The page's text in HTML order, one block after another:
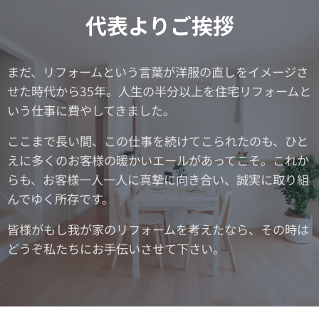
代表よりご挨拶
まだ、リフォームという言葉が洋服の直しをイメージさ
せた時代から35年。人生の半分以上を住宅リフォームと
いう仕事に費やしてきました。
ここまで長い間、この仕事を続けてこられたのも、ひと
えに多くのお客様の暖かいエールがあってこそ。これか
らも、お客様一人一人に真摯に向き合い、誠実に取り組
んでゆく所存です。
皆様がもし我が家のリフォームを考えたなら、その時は
どうぞ私たちにお手伝いさせて下さい。